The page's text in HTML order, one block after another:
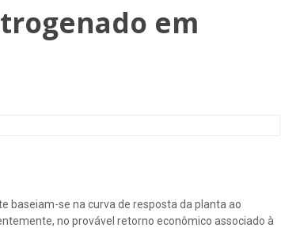
em
baseiam-se na curva de resposta da planta ao
no provável retorno econômico associado à